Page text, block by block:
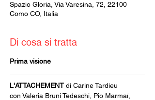
Spazio Gloria, Via Varesina, 72, 22100
Como CO, Italia
Di cosa si tratta
Prima visione
L'ATTACHEMENT di Carine Tardieu
con Valeria Bruni Tedeschi, Pio Marmaï,